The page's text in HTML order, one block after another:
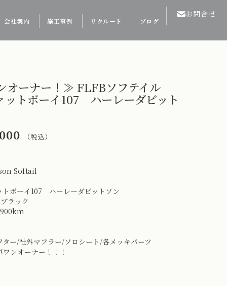
会社案内 施工事例 リクルート ブログ
お問合せ
オーナー！≫ FLFBソフテイル
ットボーイ107 ハーレーダビット
（税込）
Softail
ボーイ107 ハーレーダビットソン
ラック
ター/社外マフラー/ソロシート/各メッキパーツ
ンオーナー！！！